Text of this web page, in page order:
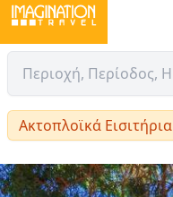
Ακτοπλοϊκά Εισιτήρια